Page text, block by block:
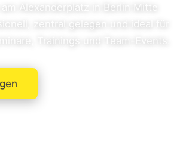
Alexanderplatz in Berlin Mitte
zentral gelegen und ideal für
Trainings und Team-Events.